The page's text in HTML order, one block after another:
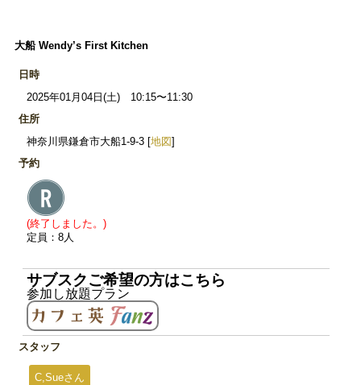
大船 Wendy’s First Kitchen
日時
2025年01月04日(土) 10:15〜11:30
住所
神奈川県鎌倉市大船1-9-3 [地図]
予約
(終了しました。)
定員：8人
サブスクご希望の方はこちら
参加し放題プラン
スタッフ
C,Sueさん